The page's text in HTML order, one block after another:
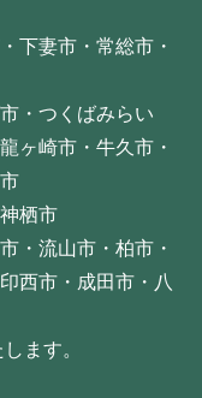
下妻市・常総市・
・つくばみらい
ヶ崎市・牛久市・
栖市
・流山市・柏市・
西市・成田市・八
ます。